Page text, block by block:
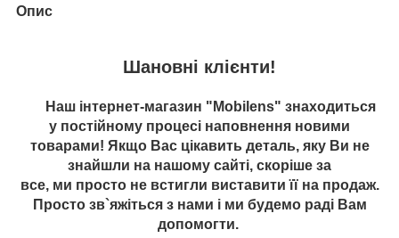
Опис
Шановні клієнти!
Наш інтернет-магазин "Mobilens" знаходиться
у постійному процесі наповнення новими
товарами! Якщо Вас цікавить деталь, яку Ви не
знайшли на нашому сайті, скоріше за
все, ми просто не встигли виставити її на продаж.
Просто зв`яжіться з нами і ми будемо раді Вам
допомогти.